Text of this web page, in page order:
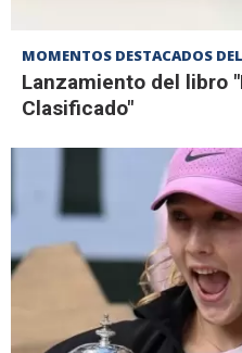
MOMENTOS DESTACADOS
Lanzamiento del libro
Clasificado"